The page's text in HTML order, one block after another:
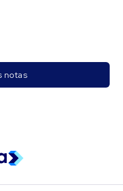
notas